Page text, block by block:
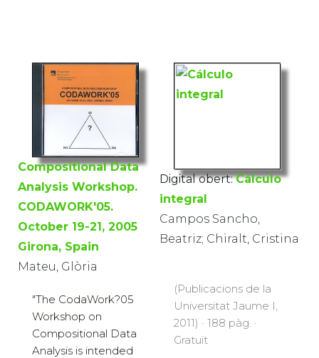
Compositional Data
Analysis Workshop.
CODAWORK'05.
October 19-21, 2005
Girona, Spain
Mateu, Glòria
"The CodaWork?05
Workshop on
Compositional Data
Analysis is intended
Digital obert: Cálculo
integral
Campos Sancho,
Beatriz; Chiralt, Cristina
(Publicacions de la
Universitat Jaume I,
2011) · 188 pàg. ·
Gratuït